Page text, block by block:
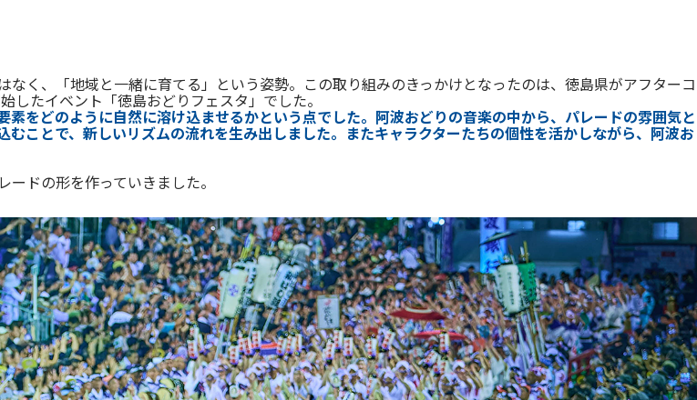
く、「地域と一緒に育てる」という姿勢。この取り組みのきっかけとなったのは、徳島県がアフターコ
たイベント「徳島おどりフェスタ」でした。
をどのように自然に溶け込ませるかという点でした。 阿波おどりの音楽の中から、パレードの雰囲気と
ことで、新しいリズムの流れを生み出しました。 またキャラクターたちの個性を活かしながら、阿波お
ドの形を作っていきました。